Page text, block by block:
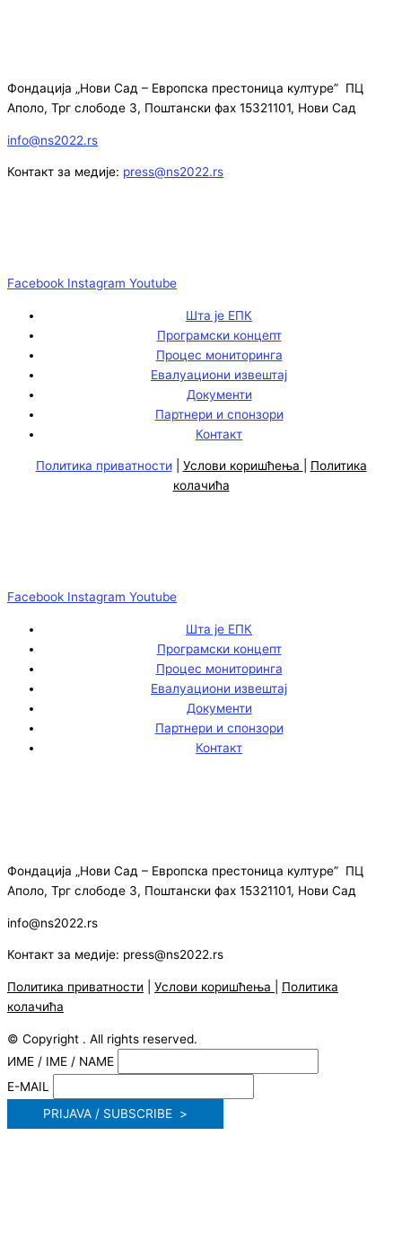
Фондација „Нови Сад – Европска престоница културе” ПЦ
Аполо, Трг слободе 3, Поштански фах 15321101, Нови Сад
info@ns2022.rs
Контакт за медије: press@ns2022.rs
Facebook Instagram Youtube
Шта је ЕПК
Програмски концепт
Процес мониторинга
Евалуациони извештај
Документи
Партнери и спонзори
Контакт
Политика приватности Услови коришћења
Политика
колачића
Facebook Instagram Youtube
Шта је ЕПК
Програмски концепт
Процес мониторинга
Евалуациони извештај
Документи
Партнери и спонзори
Контакт
Фондација „Нови Сад – Европска престоница културе” ПЦ
Аполо, Трг слободе 3, Поштански фах 15321101, Нови Сад
info@ns2022.rs
Контакт за медије: press@ns2022.rs
Политика приватности Услови коришћења
Политика
колачића
© Copyright . All rights reserved.
ИМЕ / IME / NAME
E-MAIL